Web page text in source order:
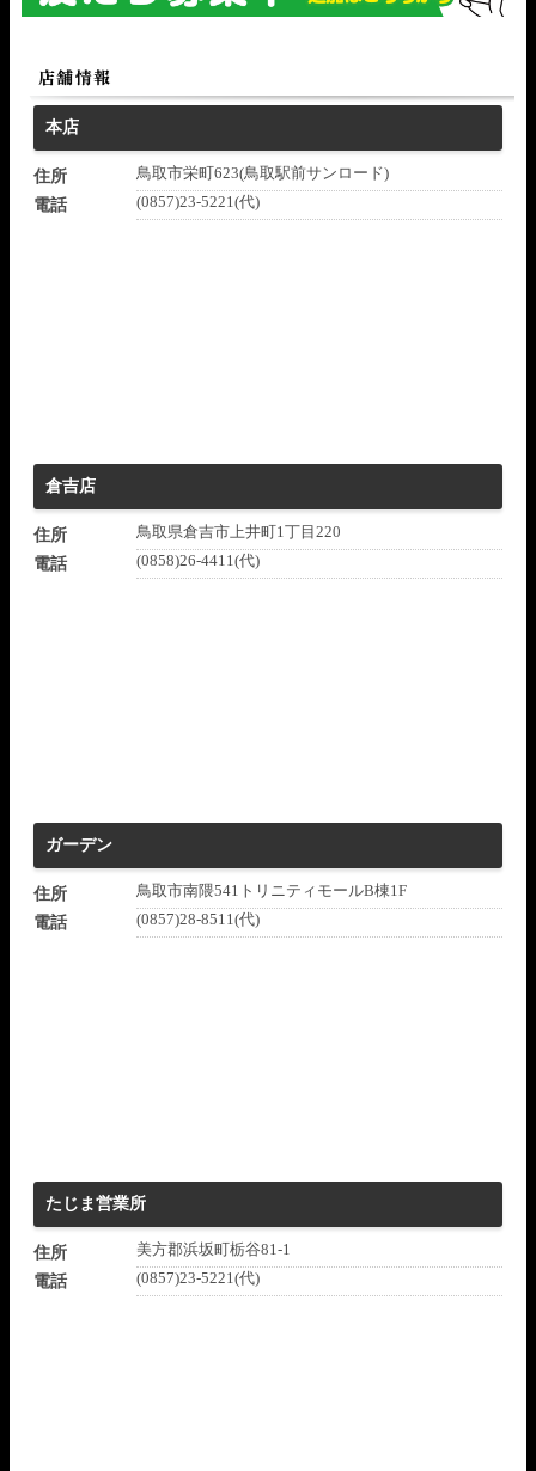
本店
住所
鳥取市栄町623(鳥取駅前サンロード)
電話
(0857)23-5221(代)
倉吉店
住所
鳥取県倉吉市上井町1丁目220
電話
(0858)26-4411(代)
ガーデン
住所
鳥取市南隈541トリニティモールB棟1F
電話
(0857)28-8511(代)
たじま営業所
住所
美方郡浜坂町栃谷81-1
電話
(0857)23-5221(代)